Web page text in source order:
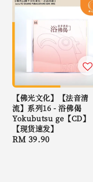
【佛光文化】【法音清
流】系列16 - 浴佛偈
Yokubutsu ge【CD】
【现货速发】
Regular
RM 39.90